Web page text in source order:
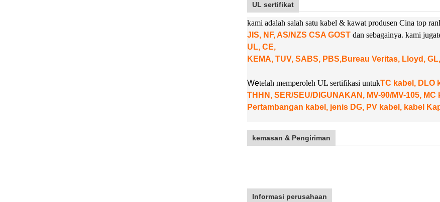
UL sertifikat
kami adalah salah satu kabel & kawat produsen Cina top
JIS, NF, AS/NZS CSA GOST dan sebagainya. kami juga
UL, CE,
KEMA, TUV, SABS, PBS,Bureau Veritas, Lloyd,
Wetelah memperoleh UL sertifikasi untukTC kabel, DLO
THHN, SER/SEU/DIGUNAKAN, MV-90/MV-105,
Pertambangan kabel, jenis DG, PV kabel, kabel
kemasan & Pengiriman
Informasi perusahaan